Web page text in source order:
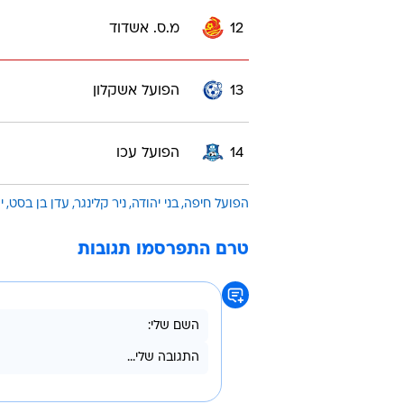
12 מ.ס. אשדוד
13 הפועל אשקלון
14 הפועל עכו
הפועל חיפה בני יהודה ניר קלינגר עדן בן בסט
טרם התפרסמו תגובות